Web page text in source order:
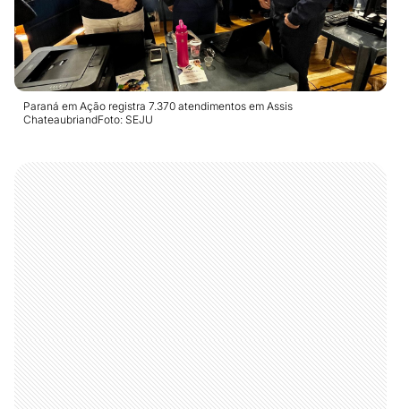
Paraná em Ação registra 7.370 atendimentos em Assis
ChateaubriandFoto: SEJU